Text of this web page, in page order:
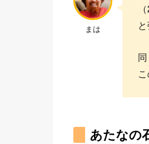
まは
あたなの